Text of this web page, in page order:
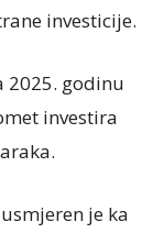
investicije.
2025. godinu
investira
je ka